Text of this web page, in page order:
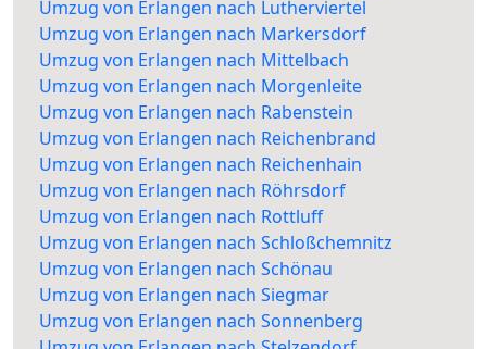
Umzug von Erlangen nach Lutherviertel
Umzug von Erlangen nach Markersdorf
Umzug von Erlangen nach Mittelbach
Umzug von Erlangen nach Morgenleite
Umzug von Erlangen nach Rabenstein
Umzug von Erlangen nach Reichenbrand
Umzug von Erlangen nach Reichenhain
Umzug von Erlangen nach Röhrsdorf
Umzug von Erlangen nach Rottluff
Umzug von Erlangen nach Schloßchemnitz
Umzug von Erlangen nach Schönau
Umzug von Erlangen nach Siegmar
Umzug von Erlangen nach Sonnenberg